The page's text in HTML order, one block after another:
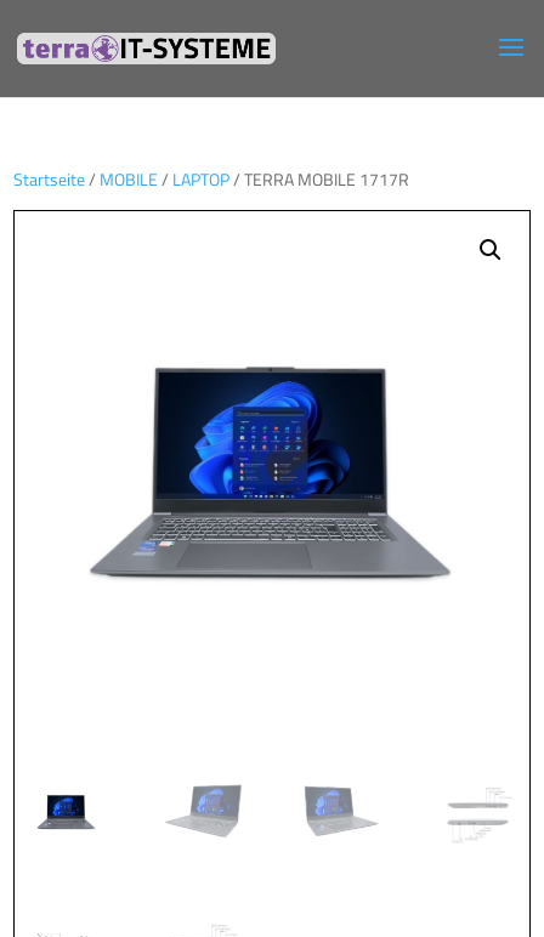
Startseite/ MOBILE/ LAPTOP/ TERRA MOBILE 1717R